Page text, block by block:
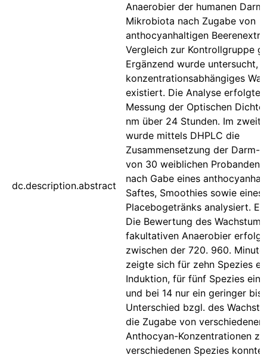
dc.description.abstract
Anaerobier der humanen
Mikrobiota nach Zugabe von
anthocyanhaltigen
Vergleich zur Kontrollgruppe
Ergänzend wurde untersucht,
konzentrationsabhängiges
existiert. Die Analyse erfolgte
Messung der Optischen
nm über 24 Stunden. Im
wurde mittels DHPLC die
Zusammensetzung der Darm-
von 30 weiblichen Probanden
nach Gabe eines
Saftes, Smoothies sowie eines
Placebogetränks analysiert.
Die Bewertung des
fakultativen Anaerobier
zwischen der 720. 960.
zeigte sich für zehn Spezies
Induktion, für fünf Spezies
und bei 14 nur ein geringer bis
Unterschied bzgl. des
die Zugabe von verschiedenen
Anthocyan-Konzentrationen
verschiedenen Spezies konnte